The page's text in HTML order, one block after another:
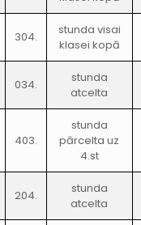
304.
stunda visai
klasei kopā
034.
stunda
atcelta
403.
stunda
pārcelta uz
4.st
204.
stunda
atcelta